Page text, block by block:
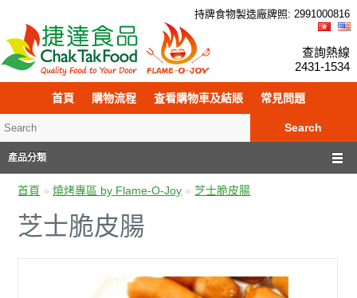
持牌食物製造廠牌照: 2991000816
查詢熱線
2431-1534
首頁 購物流程 査看購物車及結賬 常見問題
Search
產品分類
首頁 »燒烤專區 by Flame-O-Joy »芝士脆皮腸
芝士脆皮腸